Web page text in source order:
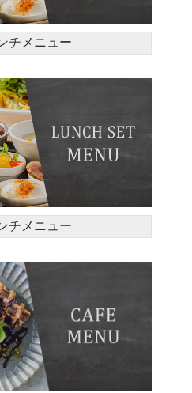
チメニュー
チメニュー